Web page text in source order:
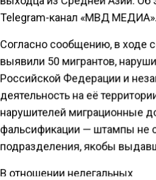
Telegram-канал «МВД МЕДИА».
Согласно сообщению, в ходе
выявили 50 мигрантов,
Российской Федерации и
деятельность на её
нарушителей миграционные
фальсификации — штампы не
подразделения, якобы
В отношении нелегальных